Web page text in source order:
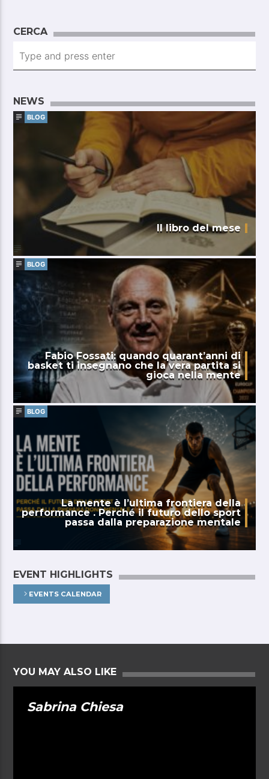
CERCA
NEWS
BLOG
Il libro del mese
BLOG
Fabio Fossati: quando quarant’anni di
basket ti insegnano che la vera partita si
gioca nella mente
BLOG
La mente è l’ultima frontiera della
performance . Perché il futuro dello sport
passa dalla preparazione mentale
EVENT HIGHLIGHTS
EVENTS CALENDAR
YOU MAY ALSO LIKE
Sabrina Chiesa